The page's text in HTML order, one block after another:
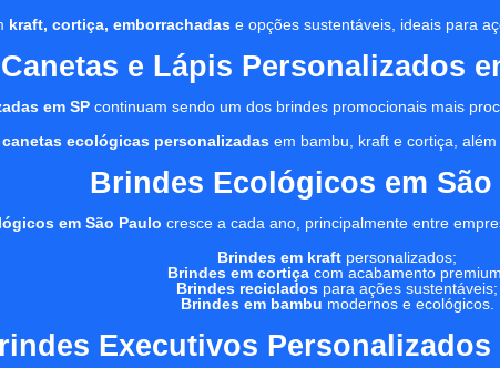
kraft, cortiça, emborrachadase opções sustentáveis, ideais para
Canetas e Lápis Personalizados
em SPcontinuam sendo um dos brindes promocionais mais
canetas ecológicas personalizadas em bambu, kraft e cortiça, além
Brindes Ecológicos em São
em São Paulo cresce a cada ano, principalmente entre
Brindes em kraft personalizados;
Brindes em cortiça com acabamento
Brindes reciclados para ações sustentáveis;
Brindes em bambu modernos e ecológicos.
Executivos Personalizados